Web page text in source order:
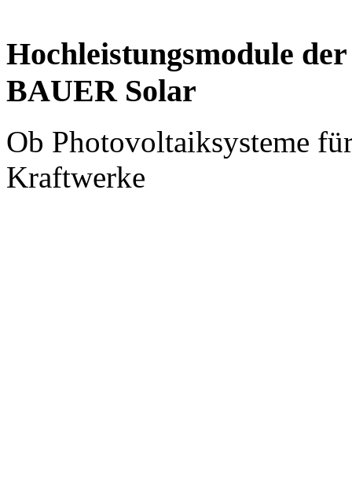
Hochleistungsmodule
BAUER Solar
Ob Photovoltaiksysteme
Kraftwerke